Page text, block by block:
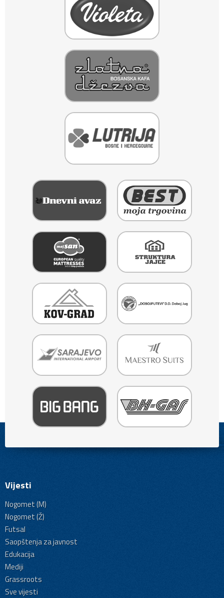
Vijesti
Nogomet (M)
Nogomet (Ž)
Futsal
Saopštenja za javnost
Edukacija
Mediji
Grassroots
Sve vijesti